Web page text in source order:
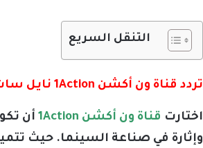
التنقل السريع
تردد قناة ون أكشن 1Action نايل سات 2026
اختارت قناة ون أكشن 1Action أن
وإثارة في صناعة السينما. حيث